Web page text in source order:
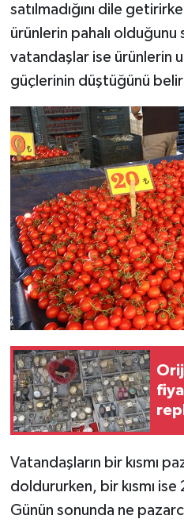
satılmadığını dile
ürünlerin pahalı olduğunu
vatandaşlar ise ürünlerin
güçlerinin düştüğünü
Vatandaşların bir kısmı
doldururken, bir kısmı
Günün sonunda ne